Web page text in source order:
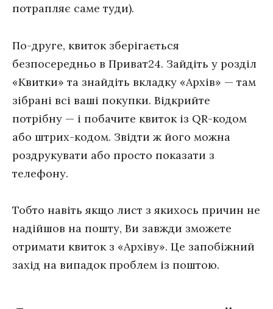
потрапляє саме туди).
По-друге, квиток зберігається
безпосередньо в Приват24. Зайдіть у розділ
«Квитки» та знайдіть вкладку «Архів» — там
зібрані всі ваші покупки. Відкрийте
потрібну — і побачите квиток із QR-кодом
або штрих-кодом. Звідти ж його можна
роздрукувати або просто показати з
телефону.
Тобто навіть якщо лист з якихось причин не
надійшов на пошту, Ви завжди зможете
отримати квиток з «Архіву». Це запобіжний
захід на випадок проблем із поштою.